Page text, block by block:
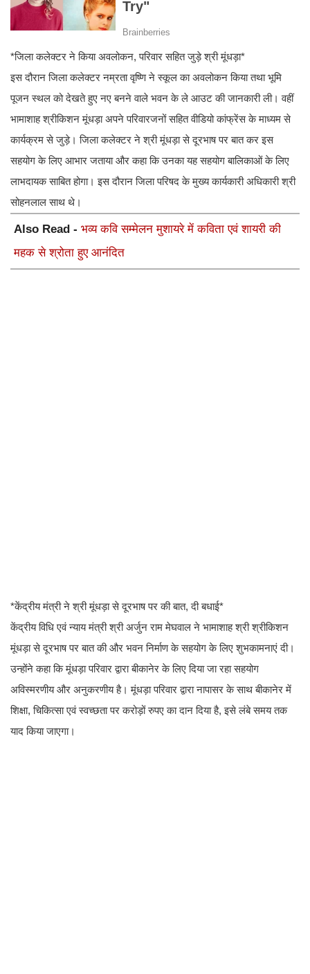
*जिला कलेक्टर ने किया अवलोकन, परिवार सहित जुड़े श्री मूंधड़ा*
इस दौरान जिला कलेक्टर नम्रता वृष्णि ने स्कूल का अवलोकन किया तथा भूमि
पूजन स्थल को देखते हुए नए बनने वाले भवन के ले आउट की जानकारी ली। वहीं
भामाशाह श्रीकिशन मूंधड़ा अपने परिवारजनों सहित वीडियो कांफ्रेंस के माध्यम से
कार्यक्रम से जुड़े। जिला कलेक्टर ने श्री मूंधड़ा से दूरभाष पर बात कर इस
सहयोग के लिए आभार जताया और कहा कि उनका यह सहयोग बालिकाओं के लिए
लाभदायक साबित होगा। इस दौरान जिला परिषद के मुख्य कार्यकारी अधिकारी श्री
सोहनलाल साथ थे।
Also Read - भव्य कवि सम्मेलन मुशायरे में कविता एवं शायरी की
महक से श्रोता हुए आनंदित
*केंद्रीय मंत्री ने श्री मूंधड़ा से दूरभाष पर की बात, दी बधाई*
केंद्रीय विधि एवं न्याय मंत्री श्री अर्जुन राम मेघवाल ने भामाशाह श्री श्रीकिशन
मूंधड़ा से दूरभाष पर बात की और भवन निर्माण के सहयोग के लिए शुभकामनाएं दी।
उन्होंने कहा कि मूंधड़ा परिवार द्वारा बीकानेर के लिए दिया जा रहा सहयोग
अविस्मरणीय और अनुकरणीय है। मूंधड़ा परिवार द्वारा नापासर के साथ बीकानेर में
शिक्षा, चिकित्सा एवं स्वच्छता पर करोड़ों रुपए का दान दिया है, इसे लंबे समय तक
याद किया जाएगा।